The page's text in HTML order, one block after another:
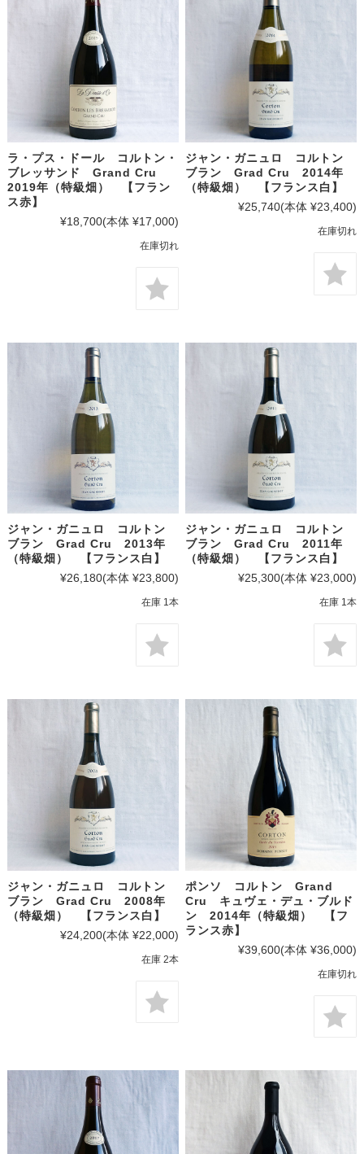
ラ・プス・ドール コルトン・
ブレッサンド Grand Cru
2019年（特級畑） 【フラン
ス赤】
¥18,700(本体 ¥17,000)
在庫切れ
ジャン・ガニュロ コルトン
ブラン Grad Cru 2014年
（特級畑） 【フランス白】
¥25,740(本体 ¥23,400)
在庫切れ
ジャン・ガニュロ コルトン
ブラン Grad Cru 2013年
（特級畑） 【フランス白】
¥26,180(本体 ¥23,800)
在庫 1本
ジャン・ガニュロ コルトン
ブラン Grad Cru 2011年
（特級畑） 【フランス白】
¥25,300(本体 ¥23,000)
在庫 1本
ジャン・ガニュロ コルトン
ブラン Grad Cru 2008年
（特級畑） 【フランス白】
¥24,200(本体 ¥22,000)
在庫 2本
ポンソ コルトン Grand
Cru キュヴェ・デュ・ブルド
ン 2014年（特級畑） 【フ
ランス赤】
¥39,600(本体 ¥36,000)
在庫切れ